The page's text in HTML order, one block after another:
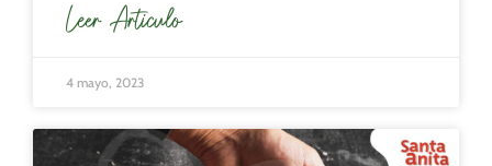
Leer Articulo
4 mayo, 2023